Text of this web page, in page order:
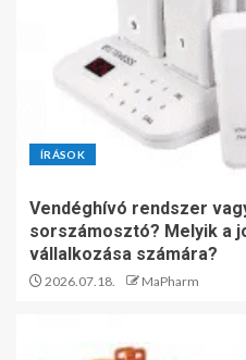
ÍRÁSOK
Vendéghívó rendszer
sorszámosztó? Melyik a
vállalkozása számára?
2026.07.18. MaPharm